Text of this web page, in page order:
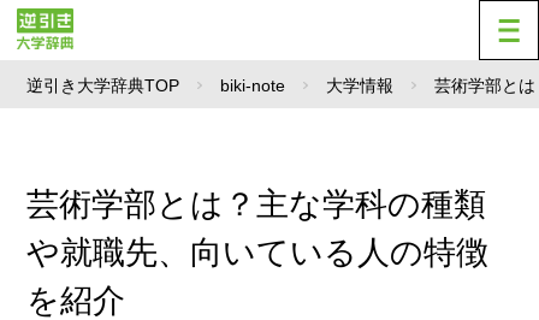
逆引き大学辞典TOP biki-note 大学情報 芸術学部と
芸術学部とは？主な学科の種類
や就職先、向いている人の特徴
を紹介